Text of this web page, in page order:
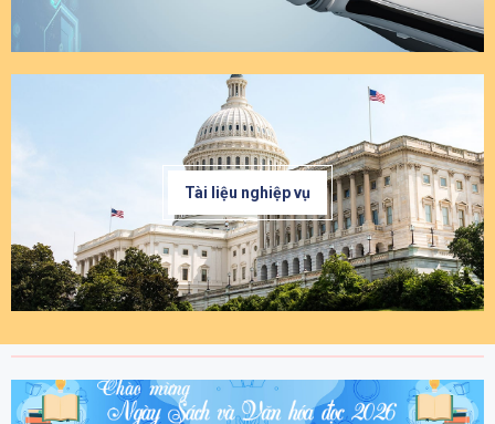
Tài liệu nghiệp vụ